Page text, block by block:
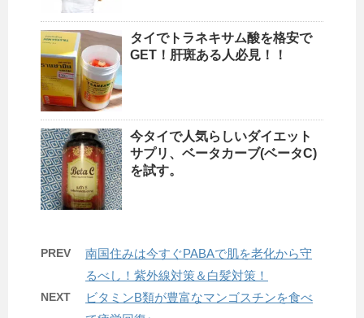
タイでトラネキサム酸を格安で
GET！肝斑ある人必見！！
今タイで人気らしいダイエット
サプリ、ベータカーブ(ベータC)
を試す。
PREV
南国住みは今すぐPABAで肌を老化から守
るべし！紫外線対策＆白髪対策！
NEXT
ビタミンB類が豊富なマンゴスチンを食べ